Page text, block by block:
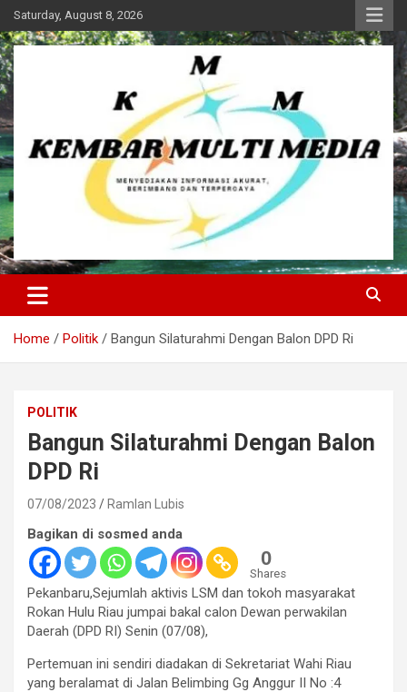
Skip
to
content
Saturday, August 8, 2026
Kembar Multi Media
Home Politik Bangun Silaturahmi Dengan Balon DPD Ri
POLITIK
Bangun Silaturahmi Dengan Balon
DPD Ri
07/08/2023 Ramlan Lubis
Bagikan di sosmed anda
0
Shares
Pekanbaru,Sejumlah aktivis LSM dan tokoh masyarakat
Rokan Hulu Riau jumpai bakal calon Dewan perwakilan
Daerah (DPD RI) Senin (07/08),
Pertemuan ini sendiri diadakan di Sekretariat Wahi Riau
yang beralamat di Jalan Belimbing Gg Anggur II No :4